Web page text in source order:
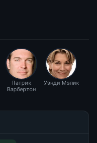
Патрик
Варбертон
Уэнди Мэлик